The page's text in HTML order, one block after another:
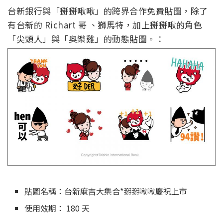
台新銀行與「掰掰啾啾」的跨界合作免費貼圖，除了
有台新的 Richart 哥 、獅馬特，加上掰掰啾的角色
「尖頭人」與「奧樂雞」的動態貼圖。：
貼圖名稱：台新麻吉大集合*掰掰啾啾慶祝上市
使用效期： 180 天